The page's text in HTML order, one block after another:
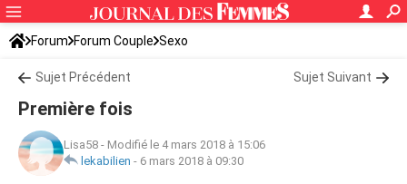
Forum Forum Couple Sexo
Sujet Précédent Sujet Suivant
Première fois
Lisa58 - Modifié le 4 mars 2018 à 15:06
lekabilien - 6 mars 2018 à 09:30